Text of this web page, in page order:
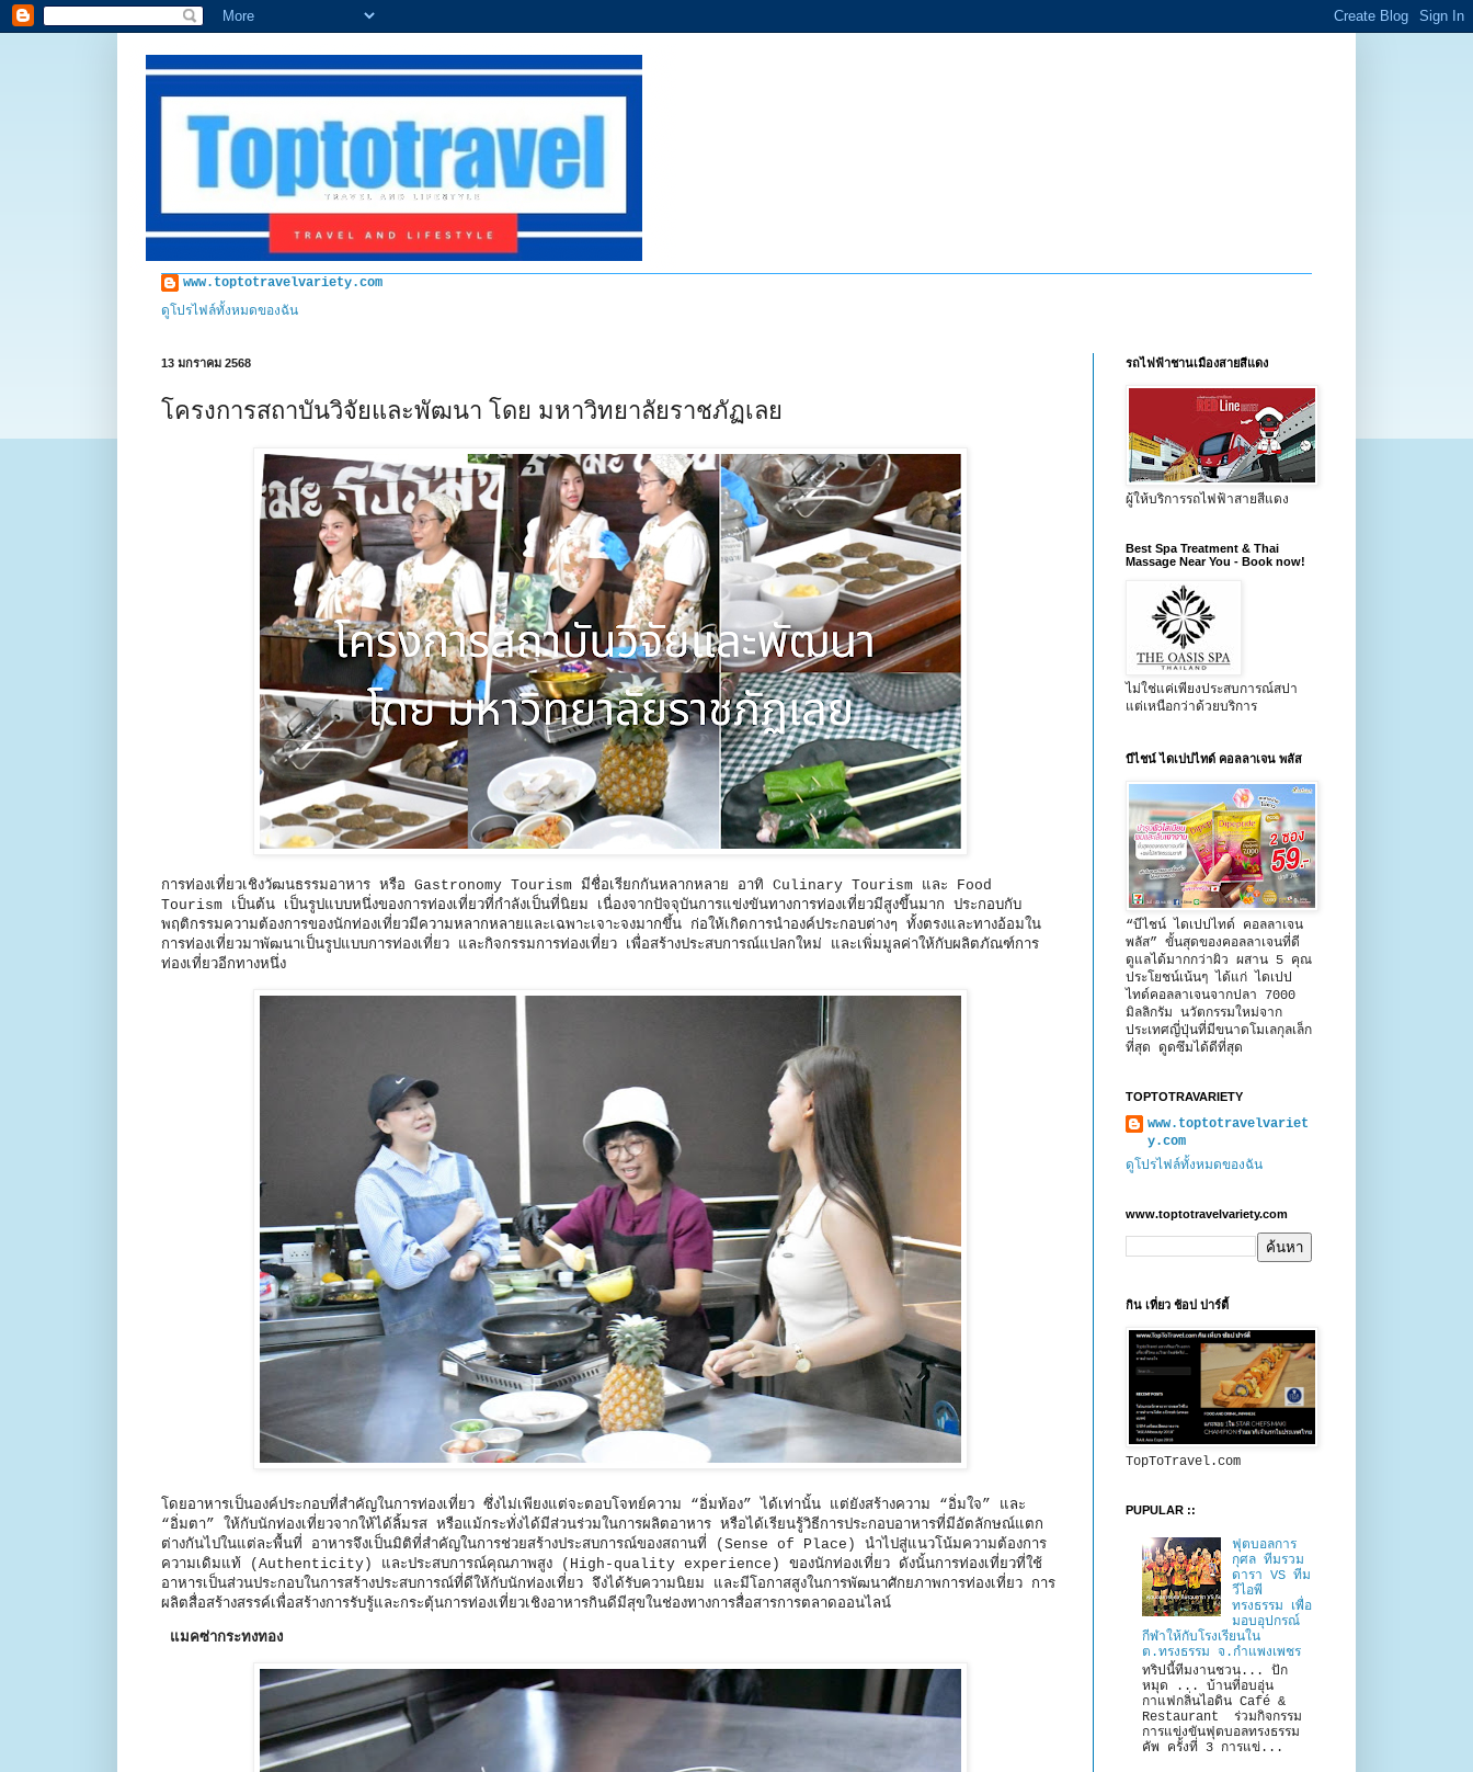
www.toptotravelvariety.com
ดูโปรไฟล์ทั้งหมดของฉัน
13 มกราคม 2568
โครงการสถาบันวิจัยและพัฒนา โดย มหาวิทยาลัยราชภัฏเลย
การท่องเที่ยวเชิงวัฒนธรรมอาหาร หรือ Gastronomy Tourism มีชื่อเรียกกันหลากหลาย อาทิ Culinary Tourism และ Food
Tourism เป็นต้น เป็นรูปแบบหนึ่งของการท่องเที่ยวที่กำลังเป็นที่นิยม เนื่องจากปัจจุบันการแข่งขันทางการท่องเที่ยวมีสูงขึ้นมาก ประกอบกับ
พฤติกรรมความต้องการของนักท่องเที่ยวมีความหลากหลายและเฉพาะเจาะจงมากขึ้น ก่อให้เกิดการนำองค์ประกอบต่างๆ ทั้งตรงและทางอ้อมใน
การท่องเที่ยวมาพัฒนาเป็นรูปแบบการท่องเที่ยว และกิจกรรมการท่องเที่ยว เพื่อสร้างประสบการณ์แปลกใหม่ และเพิ่มมูลค่าให้กับผลิตภัณฑ์การ
ท่องเที่ยวอีกทางหนึ่ง
โดยอาหารเป็นองค์ประกอบที่สำคัญในการท่องเที่ยว ซึ่งไม่เพียงแต่จะตอบโจทย์ความ “อิ่มท้อง” ได้เท่านั้น แต่ยังสร้างความ “อิ่มใจ” และ
“อิ่มตา” ให้กับนักท่องเที่ยวจากให้ได้ลิ้มรส หรือแม้กระทั่งได้มีส่วนร่วมในการผลิตอาหาร หรือได้เรียนรู้วิธีการประกอบอาหารที่มีอัตลักษณ์แตก
ต่างกันไปในแต่ละพื้นที่ อาหารจึงเป็นมิติที่สำคัญในการช่วยสร้างประสบการณ์ของสถานที่ (Sense of Place) นำไปสู่แนวโน้มความต้องการ
ความเดิมแท้ (Authenticity) และประสบการณ์คุณภาพสูง (High-quality experience) ของนักท่องเที่ยว ดังนั้นการท่องเที่ยวที่ใช้
อาหารเป็นส่วนประกอบในการสร้างประสบการณ์ที่ดีให้กับนักท่องเที่ยว จึงได้รับความนิยม และมีโอกาสสูงในการพัฒนาศักยภาพการท่องเที่ยว การ
ผลิตสื่อสร้างสรรค์เพื่อสร้างการรับรู้และกระตุ้นการท่องเที่ยวเชิงอาหารกินดีมีสุขในช่องทางการสื่อสารการตลาดออนไลน์
แมคซ่ากระทงทอง
รถไฟฟ้าชานเมืองสายสีแดง
ผู้ให้บริการรถไฟฟ้าสายสีแดง
Best Spa Treatment & Thai
Massage Near You - Book now!
ไม่ใช่แค่เพียงประสบการณ์สปา
แต่เหนือกว่าด้วยบริการ
บีไชน์ ไดเปปไทด์ คอลลาเจน พลัส
“บีไชน์ ไดเปปไทด์ คอลลาเจน
พลัส” ขั้นสุดของคอลลาเจนที่ดี
ดูแลได้มากกว่าผิว ผสาน 5 คุณ
ประโยชน์เน้นๆ ได้แก่ ไดเปป
ไทด์คอลลาเจนจากปลา 7000
มิลลิกรัม นวัตกรรมใหม่จาก
ประเทศญี่ปุ่นที่มีขนาดโมเลกุลเล็ก
ที่สุด ดูดซึมได้ดีที่สุด
TOPTOTRAVARIETY
www.toptotravelvariet
y.com
ดูโปรไฟล์ทั้งหมดของฉัน
www.toptotravelvariety.com
กิน เที่ยว ช้อป ปาร์ตี้
TopToTravel.com
PUPULAR ::
ฟุตบอลการ
กุศล ทีมรวม
ดารา VS ทีม
วีไอพี
ทรงธรรม เพื่อ
มอบอุปกรณ์
กีฬาให้กับโรงเรียนใน
ต.ทรงธรรม จ.กำแพงเพชร
ทริปนี้ทีมงานชวน... ปัก
หมุด ... บ้านที่อบอุ่น
กาแฟกลิ่นไอดิน Café &
Restaurant ร่วมกิจกรรม
การแข่งขันฟุตบอลทรงธรรม
คัพ ครั้งที่ 3 การแข่...